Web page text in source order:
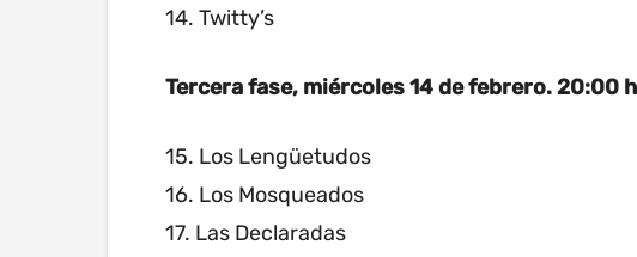
14. Twitty’s
Tercera fase, miércoles 14 de febrero. 20:00
15. Los Lengüetudos
16. Los Mosqueados
17. Las Declaradas